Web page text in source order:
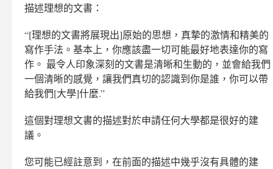
描述理想的文書：
“[理想的文書將展現出]原始的思想，真摯的激情和精美的
寫作手法。基本上，你應該盡一切可能最好地表達你的寫
作。 最令人印象深刻的文書是清晰和生動的，並會給我們
一個清晰的感覺，讓我們真切的認識到你是誰，你可以帶
給我們[大學]什麼.”
這個對理想文書的描述對於申請任何大學都是很好的建
議。
您可能已經註意到，在前面的描述中幾乎沒有具體的建